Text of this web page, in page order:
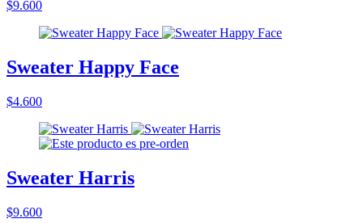
$9.600
Sweater Happy Face
$4.600
Sweater Harris
$9.600